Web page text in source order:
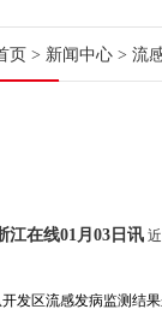
页 > 新闻中心 > 流
在线01月03日讯
发区流感发病监测结